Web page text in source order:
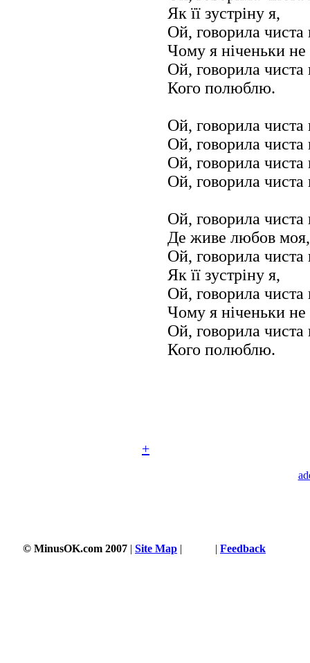
Як її зустріну я,
Ой, говорила чиста
Чому я ніченьки
Ой, говорила чиста
Кого полюблю.
Ой, говорила
Ой, говорила
Ой, говорила
Ой, говорила
Ой, говорила чиста
Де живе любов моя,
Ой, говорила чиста
Як її зустріну я,
Ой, говорила чиста
Чому я ніченьки
Ой, говорила чиста
Кого полюблю.
+
© MinusOK.com 2007 | Site Map | | Feedback